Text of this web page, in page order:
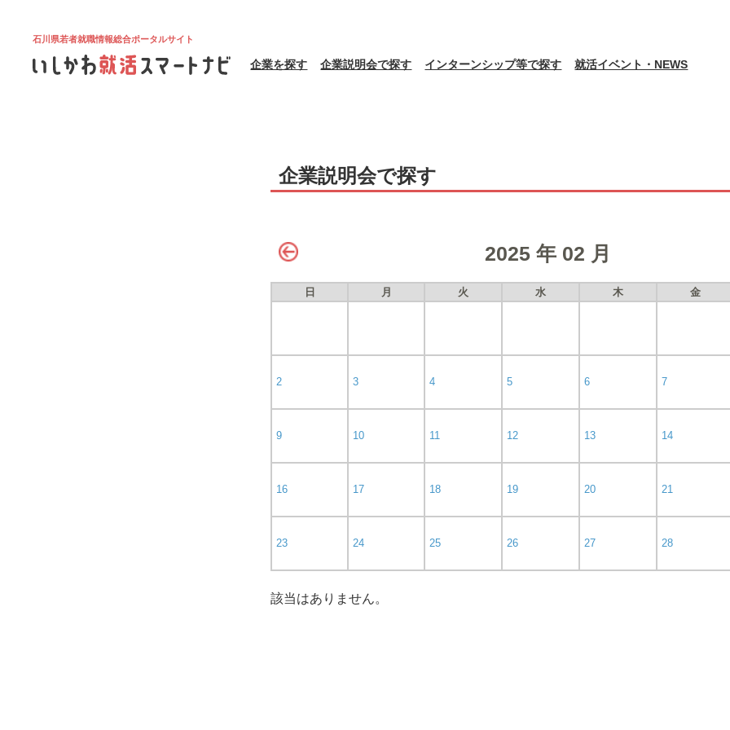
石川県若者就職情報総合ポータルサイト
企業を探す 企業説明会で探す インターンシップ等で探す 就活イベント・NEWS
企業説明会で探す
2025 年 02 月
日 月 火 水 木 金
2 3 4 5 6 7
9 10 11 12 13 14
16 17 18 19 20 21
23 24 25 26 27 28
該当はありません。